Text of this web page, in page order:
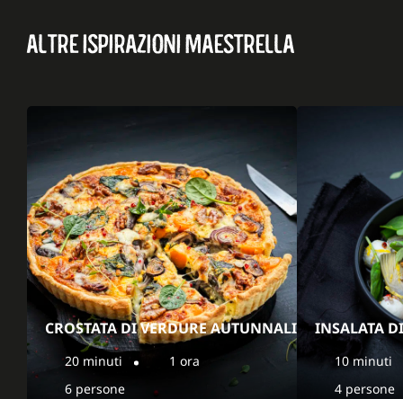
ALTRE ISPIRAZIONI MAESTRELLA
CROSTATA DI VERDURE AUTUNNALI
20 minuti
1 ora
6 persone
INSALATA
10 minuti
4 persone